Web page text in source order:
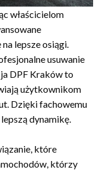
właścicielom
lepsze osiągi.
usuwanie
DPF Kraków to
użytkownikom
Dzięki fachowemu
dynamikę.
które
którzy